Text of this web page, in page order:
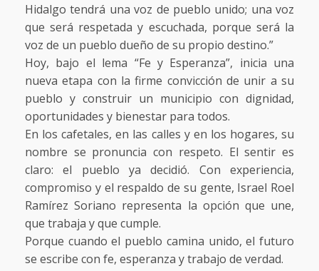
Hidalgo tendrá una voz de pueblo unido; una voz
que será respetada y escuchada, porque será la
voz de un pueblo dueño de su propio destino.”
Hoy, bajo el lema “Fe y Esperanza”, inicia una
nueva etapa con la firme convicción de unir a su
pueblo y construir un municipio con dignidad,
oportunidades y bienestar para todos.
En los cafetales, en las calles y en los hogares, su
nombre se pronuncia con respeto. El sentir es
claro: el pueblo ya decidió. Con experiencia,
compromiso y el respaldo de su gente, Israel Roel
Ramírez Soriano representa la opción que une,
que trabaja y que cumple.
Porque cuando el pueblo camina unido, el futuro
se escribe con fe, esperanza y trabajo de verdad.